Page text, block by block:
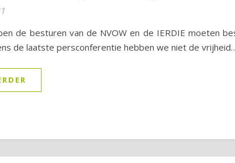
de besturen van de NVOW en de IERDIE moeten
de laatste persconferentie hebben we niet de